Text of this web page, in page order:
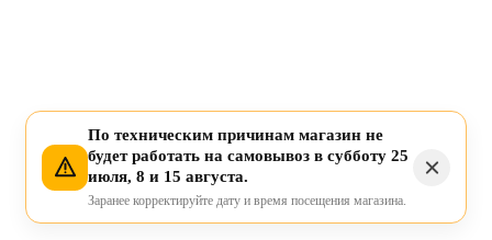
По техническим причинам магазин не
будет работать на самовывоз в субботу 25
июля, 8 и 15 августа.
Заранее корректируйте дату и время посещения магазина.